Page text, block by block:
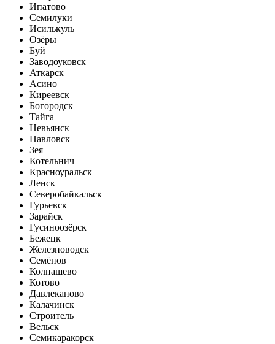
Ипатово
Семилуки
Исилькуль
Озёры
Буй
Заводоуковск
Аткарск
Асино
Киреевск
Богородск
Тайга
Невьянск
Павловск
Зея
Котельнич
Красноуральск
Ленск
Северобайкальск
Гурьевск
Зарайск
Гусиноозёрск
Бежецк
Железноводск
Семёнов
Колпашево
Котово
Давлеканово
Калачинск
Строитель
Вельск
Семикаракорск